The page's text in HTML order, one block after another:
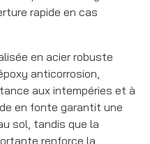
rapide en cas
en acier robuste
anticorrosion,
aux intempéries et à
en fonte garantit une
sol, tandis que la
renforce la